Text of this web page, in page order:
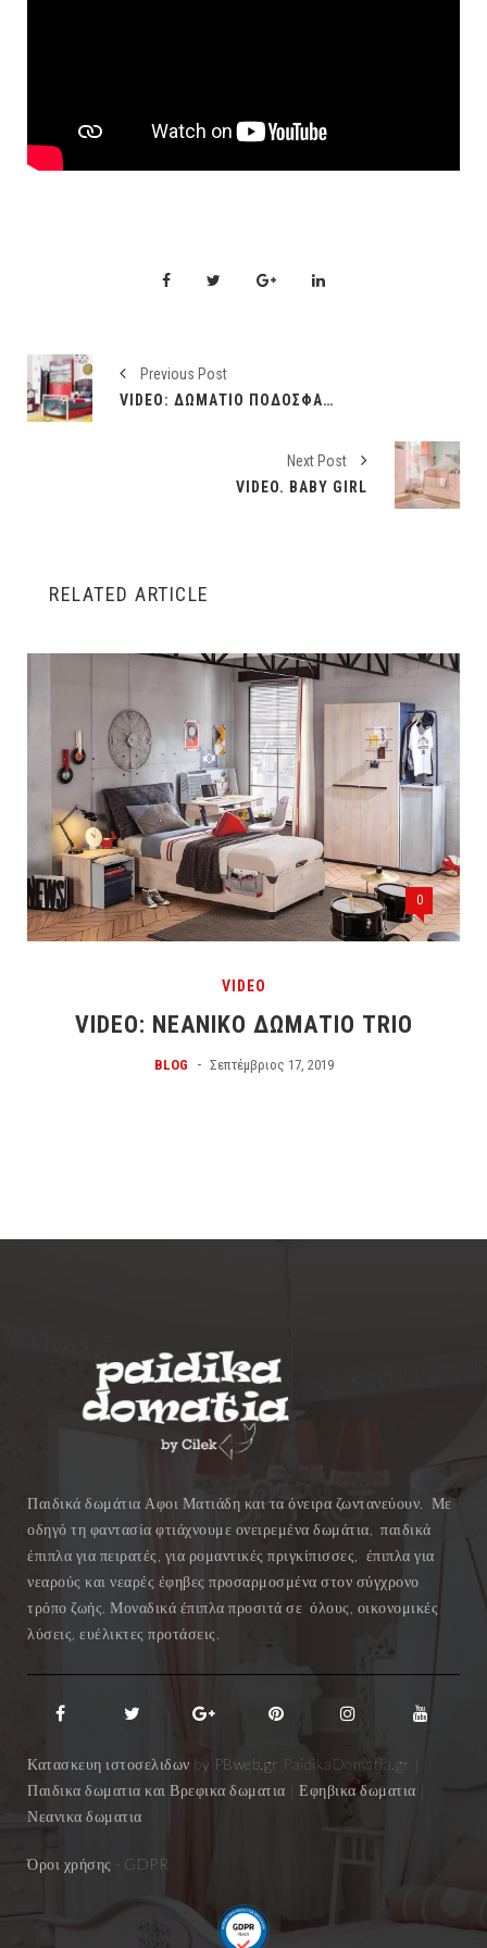
Previous Post
VIDEO: ΔΩΜΆΤΙΟ ΠΟΔΌΣΦΑΙΡΟ
Next Post
VIDEO. BABY GIRL
RELATED ARTICLE
0
VIDEO
VIDEO: ΝΕΑΝΙΚΌ ΔΩΜΆΤΙΟ TRIO
BLOG - Σεπτέμβριος 17, 2019
Παιδικά δωμάτια Αφοι Ματιάδη και τα όνειρα ζωντανεύουν. Με
οδηγό τη φαντασία φτιάχνουμε ονειρεμένα δωμάτια, παιδικά
έπιπλα για πειρατές, για ρομαντικές πριγκίπισσες, έπιπλα για
νεαρούς και νεαρές έφηβες προσαρμοσμένα στον σύγχρονο
τρόπο ζωής. Μοναδικά έπιπλα προσιτά σε όλους, οικονομικές
λύσεις, ευέλικτες προτάσεις.
Κατασκευη ιστοσελιδων by PBweb.gr PaidikaDomatia.gr |
Παιδικα δωματια και Βρεφικα δωματια | Εφηβικα δωματια |
Νεανικα δωματια
Όροι χρήσης - GDPR